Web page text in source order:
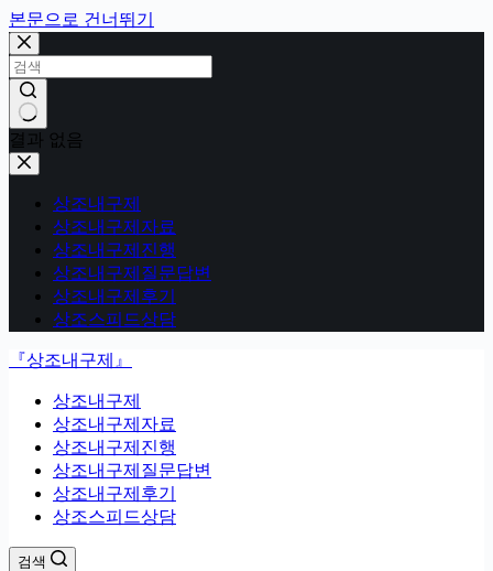
본문으로 건너뛰기
결과 없음
상조내구제
상조내구제자료
상조내구제진행
상조내구제질문답변
상조내구제후기
상조스피드상담
『상조내구제』
상조내구제
상조내구제자료
상조내구제진행
상조내구제질문답변
상조내구제후기
상조스피드상담
검색